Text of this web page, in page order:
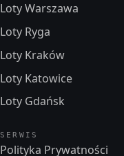
Loty Warszawa
Loty Ryga
Loty Kraków
Loty Katowice
Loty Gdańsk
SERWIS
Polityka Prywatności